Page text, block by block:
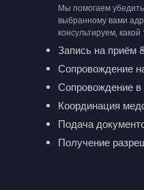
Мы помогаем
выбранному вами
консультируем,
Запись на приём
Сопровождение
Сопровождение в
Координация
Подача
Получение